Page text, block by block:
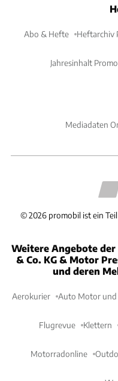
Abo & Hefte Heftarchiv
Jahresinhalt
Mediadaten
©2026 promobil ist ein
Weitere Angebote
& Co. KG & Motor
und deren
Aerokurier Auto Motor und
Flugrevue Klettern
Motorradonline